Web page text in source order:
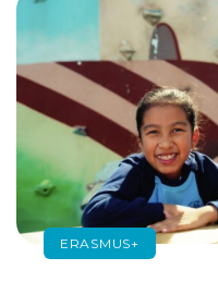
ERASMUS+